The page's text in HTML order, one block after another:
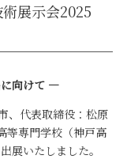
術展示会2025
に向けて ―
、代表取締役：松原
等専門学校（神戸高
展いたしました。